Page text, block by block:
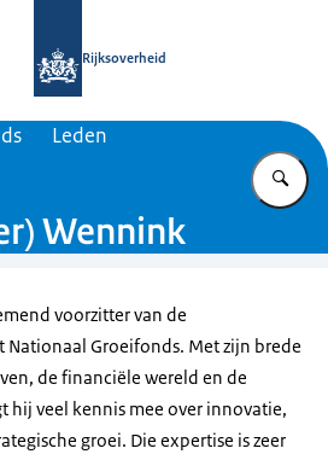
Rijksoverheid
Leden
Wennink
voorzitter van de
Nationaal Groeifonds. Met zijn brede
de financiële wereld en de
hij veel kennis mee over innovatie,
groei. Die expertise is zeer